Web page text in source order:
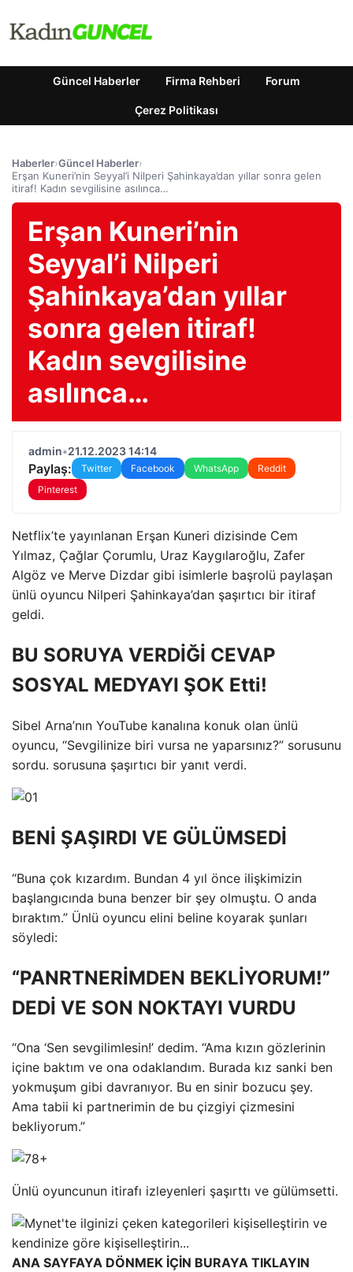
Güncel Haberler Firma Rehberi Forum
Çerez Politikası
Haberler›Güncel Haberler›
Erşan Kuneri’nin Seyyal’i Nilperi Şahinkaya’dan yıllar sonra gelen
itiraf! Kadın sevgilisine asılınca…
Erşan Kuneri’nin
Seyyal’i Nilperi
Şahinkaya’dan yıllar
sonra gelen itiraf!
Kadın sevgilisine
asılınca…
admin•21.12.2023 14:14
Paylaş: Twitter Facebook WhatsApp
Reddit
Pinterest
Netflix’te yayınlanan Erşan Kuneri dizisinde Cem
Yılmaz, Çağlar Çorumlu, Uraz Kaygılaroğlu, Zafer
Algöz ve Merve Dizdar gibi isimlerle başrolü paylaşan
ünlü oyuncu Nilperi Şahinkaya’dan şaşırtıcı bir itiraf
geldi.
BU SORUYA VERDİĞİ CEVAP
SOSYAL MEDYAYI ŞOK Etti!
Sibel Arna’nın YouTube kanalına konuk olan ünlü
oyuncu, “Sevgilinize biri vursa ne yaparsınız?” sorusunu
sordu. sorusuna şaşırtıcı bir yanıt verdi.
BENİ ŞAŞIRDI VE GÜLÜMSEDİ
“Buna çok kızardım. Bundan 4 yıl önce ilişkimizin
başlangıcında buna benzer bir şey olmuştu. O anda
bıraktım.” Ünlü oyuncu elini beline koyarak şunları
söyledi:
“PANRTNERİMDEN BEKLİYORUM!”
DEDİ VE SON NOKTAYI VURDU
“Ona ‘Sen sevgilimlesin!’ dedim. “Ama kızın gözlerinin
içine baktım ve ona odaklandım. Burada kız sanki ben
yokmuşum gibi davranıyor. Bu en sinir bozucu şey.
Ama tabii ki partnerimin de bu çizgiyi çizmesini
bekliyorum.”
Ünlü oyuncunun itirafı izleyenleri şaşırttı ve gülümsetti.
ANA SAYFAYA DÖNMEK İÇİN BURAYA TIKLAYIN